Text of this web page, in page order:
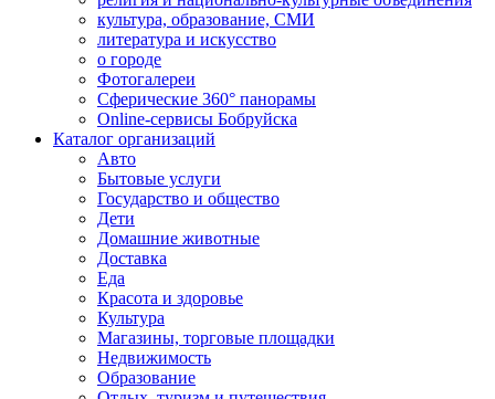
культура, образование, СМИ
литература и искусство
о городе
Фотогалереи
Сферические 360° панорамы
Online-сервисы Бобруйска
Каталог организаций
Авто
Бытовые услуги
Государство и общество
Дети
Домашние животные
Доставка
Еда
Красота и здоровье
Культура
Магазины, торговые площадки
Недвижимость
Образование